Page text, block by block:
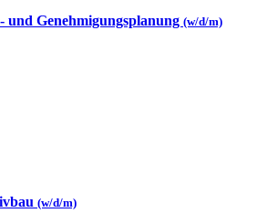
Genehmigungsplanung (w/d/m)
(w/d/m)